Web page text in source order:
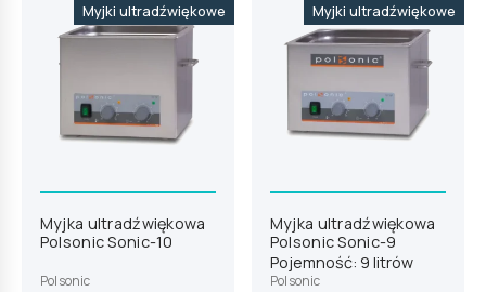
Myjki ultradźwiękowe
Myjka ultradźwiękowa
Polsonic Sonic-10
Polsonic
Myjki ultradźwiękowe
Myjka ultradźwiękowa
Polsonic Sonic-9
Pojemność: 9 litrów
Polsonic